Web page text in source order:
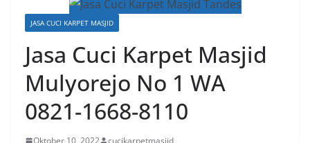
JASA CUCI KARPET MASJID
Jasa Cuci Karpet Masjid
Mulyorejo No 1 WA
0821-1668-8110
Oktober 10, 2022 cucikarpetmasjid